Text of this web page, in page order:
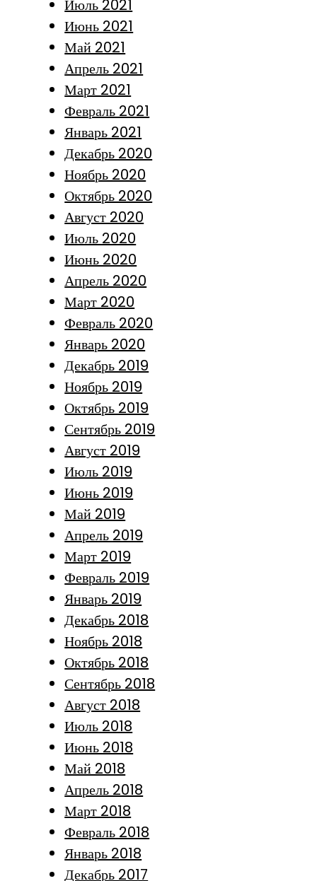
Июль 2021
Июнь 2021
Май 2021
Апрель 2021
Март 2021
Февраль 2021
Январь 2021
Декабрь 2020
Ноябрь 2020
Октябрь 2020
Август 2020
Июль 2020
Июнь 2020
Апрель 2020
Март 2020
Февраль 2020
Январь 2020
Декабрь 2019
Ноябрь 2019
Октябрь 2019
Сентябрь 2019
Август 2019
Июль 2019
Июнь 2019
Май 2019
Апрель 2019
Март 2019
Февраль 2019
Январь 2019
Декабрь 2018
Ноябрь 2018
Октябрь 2018
Сентябрь 2018
Август 2018
Июль 2018
Июнь 2018
Май 2018
Апрель 2018
Март 2018
Февраль 2018
Январь 2018
Декабрь 2017